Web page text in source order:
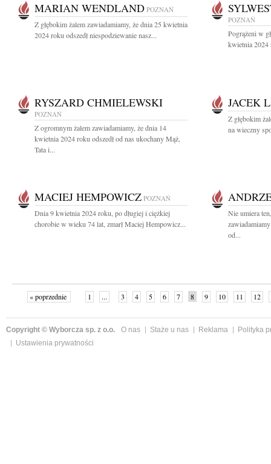
MARIAN WENDLAND POZNAŃ
Z głębokim żalem zawiadamiamy, że dnia 25 kwietnia
2024 roku odszedł niespodziewanie nasz...
POZNAŃ
Pogrążeni w
kwietnia 2024
RYSZARD CHMIELEWSKI
POZNAŃ
Z ogromnym żalem zawiadamiamy, że dnia 14
kwietnia 2024 roku odszedł od nas ukochany Mąż,
Tata i...
JACEK
Z głębokim
na wieczny
MACIEJ HEMPOWICZ POZNAŃ
Dnia 9 kwietnia 2024 roku, po długiej i ciężkiej
chorobie w wieku 74 lat, zmarł Maciej Hempowicz...
Nie umiera
od...
« poprzednie 1 ... 3 4 5 6 7 8 9 10 11 12
Copyright © Wyborcza sp. z o.o. O nas Staże u nas Reklama
Polityka
Ustawienia prywatności